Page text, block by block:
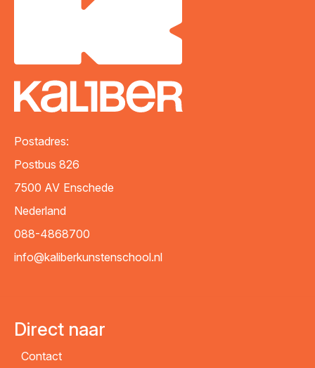
Postadres:
Postbus 826
7500 AV Enschede
Nederland
088-4868700
info@kaliberkunstenschool.nl
Direct naar
Contact